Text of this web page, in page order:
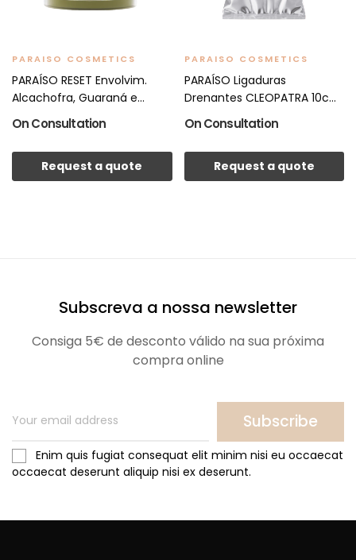
PARAISO COSMETICS
PARAÍSO RESET Envolvim.
Alcachofra, Guaraná e...
On Consultation
Request a quote
PARAISO COSMETICS
PARAÍSO Ligaduras
Drenantes CLEOPATRA 10cm
On Consultation
Request a quote
Subscreva a nossa newsletter
Consiga 5€ de desconto válido na sua próxima
compra online
Subscribe
Enim quis fugiat consequat elit minim nisi eu occaecat
occaecat deserunt aliquip nisi ex deserunt.